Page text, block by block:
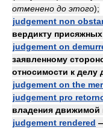
отменено до этого);
judgement non
вердикту
judgement on
заявленному
относимости к
judgement on the
judgement pro
владения
judgement rendered